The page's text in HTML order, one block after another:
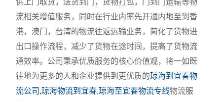
供上门取货，送货到门，货物打包，门到门运输等物
流相关增值服务，同时在行业内率先开通内地至到香
港，澳门，台湾的物流往返运输业务，简化了货物进
出口操作流程，减少了货物在途时间，提高了货物流
通效率。公司秉承优质服务的核心价值观，将一如既
往地为更多的人和企业提供到更优质的琼海到宜春物
流公司,琼海物流到宜春,琼海至宜春物流专线物流服